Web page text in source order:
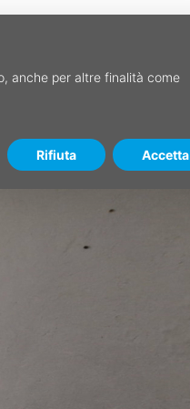
anche per altre finalità come
Rifiuta Accetta